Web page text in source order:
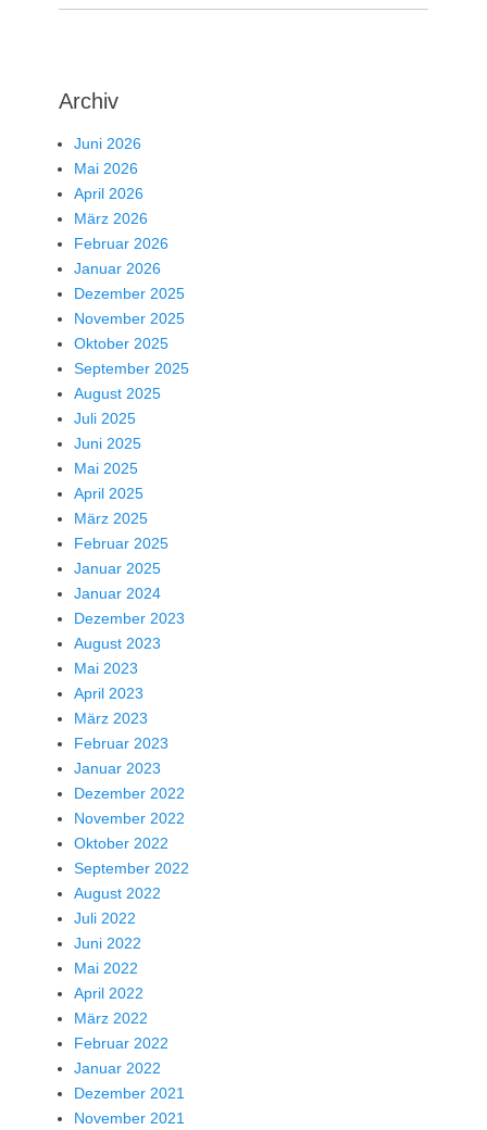
Archiv
Juni 2026
Mai 2026
April 2026
März 2026
Februar 2026
Januar 2026
Dezember 2025
November 2025
Oktober 2025
September 2025
August 2025
Juli 2025
Juni 2025
Mai 2025
April 2025
März 2025
Februar 2025
Januar 2025
Januar 2024
Dezember 2023
August 2023
Mai 2023
April 2023
März 2023
Februar 2023
Januar 2023
Dezember 2022
November 2022
Oktober 2022
September 2022
August 2022
Juli 2022
Juni 2022
Mai 2022
April 2022
März 2022
Februar 2022
Januar 2022
Dezember 2021
November 2021